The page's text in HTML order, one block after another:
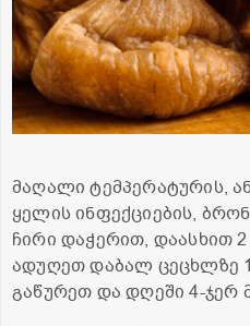
მაღალი ტემპერატურის,
ყელის ინფექციების,
ჩირი დაჭერით, დაასხით
ადუღეთ დაბალ ცეცხლზე
გაწურეთ და დღეში 4-ჯერ